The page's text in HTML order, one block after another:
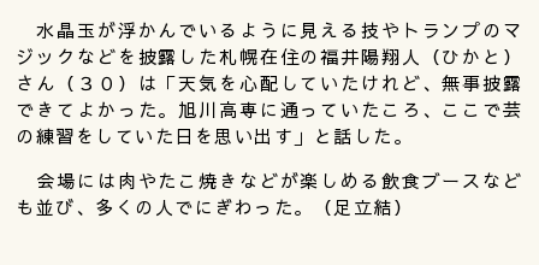
水晶玉が浮かんでいるように見える技やトランプのマ
ジックなどを披露した札幌在住の福井陽翔人（ひかと）
さん（３０）は「天気を心配していたけれど、無事披露
できてよかった。旭川高専に通っていたころ、ここで芸
の練習をしていた日を思い出す」と話した。
会場には肉やたこ焼きなどが楽しめる飲食ブースなど
も並び、多くの人でにぎわった。（足立結）